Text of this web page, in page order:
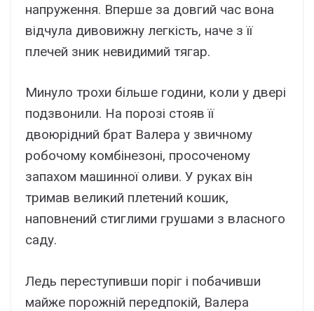
напруження. Вперше за довгий час вона
відчула дивовижну легкість, наче з її
плечей зник невидимий тягар.
Минуло трохи більше години, коли у двері
подзвонили. На порозі стояв її
двоюрідний брат Валера у звичному
робочому комбінезоні, просоченому
запахом машинної оливи. У руках він
тримав великий плетений кошик,
наповнений стиглими грушами з власного
саду.
Ледь переступивши поріг і побачивши
майже порожній передпокій, Валера